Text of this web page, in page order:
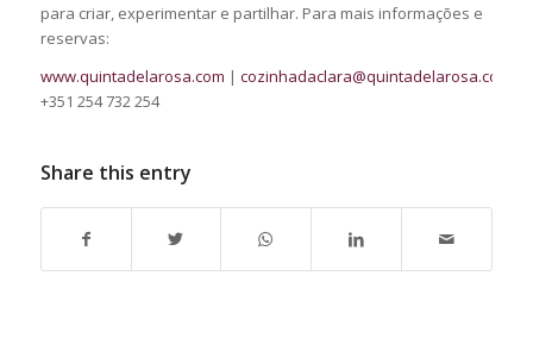
para criar, experimentar e partilhar. Para mais informações e
reservas:
www.quintadelarosa.com | cozinhadaclara@quintadelarosa.com
+351 254 732 254
Share this entry